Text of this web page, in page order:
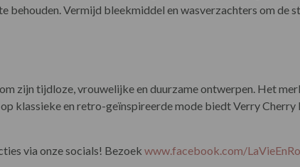
behouden. Vermijd bleekmiddel en wasverzachters om de
zijn tijdloze, vrouwelijke en duurzame ontwerpen. Het
klassieke en retro-geïnspireerde mode biedt Verry
via onze socials! Bezoek www.facebook.com/